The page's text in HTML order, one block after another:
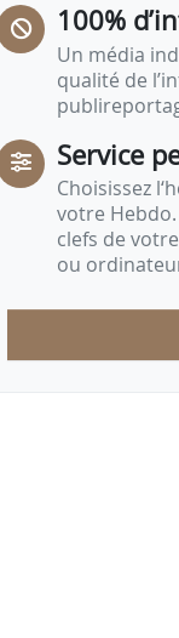
100%
Un média
qualité de
Service
Choisissez
votre
clefs de
ou